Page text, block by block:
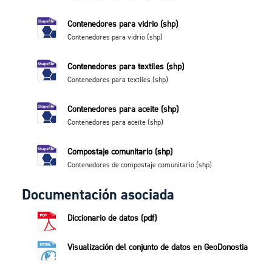
Contenedores para vidrio (shp)
Contenedores para vidrio (shp)
Contenedores para textiles (shp)
Contenedores para textiles (shp)
Contenedores para aceite (shp)
Contenedores para aceite (shp)
Compostaje comunitario (shp)
Contenedores de compostaje comunitario (shp)
Documentación asociada
Diccionario de datos (pdf)
Visualización del conjunto de datos en GeoDonostia